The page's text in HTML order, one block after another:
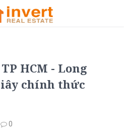
HCM - Long
chính thức
0